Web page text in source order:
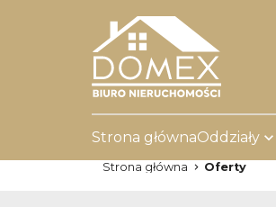
Strona głównaOddziały
Strona główna Oferty